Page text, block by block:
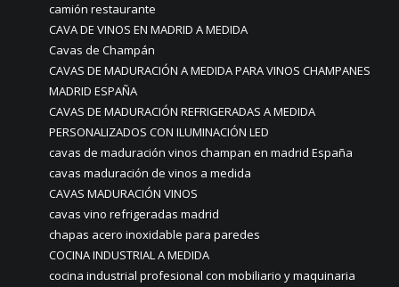
camión restaurante
CAVA DE VINOS EN MADRID A MEDIDA
Cavas de Champán
CAVAS DE MADURACIÓN A MEDIDA PARA VINOS CHAMPANES
MADRID ESPAÑA
CAVAS DE MADURACIÓN REFRIGERADAS A MEDIDA
PERSONALIZADOS CON ILUMINACIÓN LED
cavas de maduración vinos champan en madrid España
cavas maduración de vinos a medida
CAVAS MADURACIÓN VINOS
cavas vino refrigeradas madrid
chapas acero inoxidable para paredes
COCINA INDUSTRIAL A MEDIDA
cocina industrial profesional con mobiliario y maquinaria